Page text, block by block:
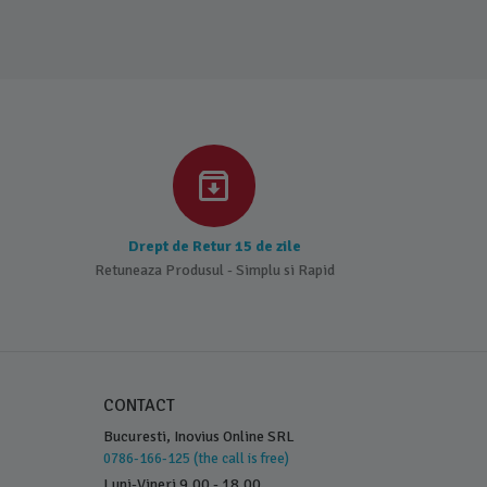
Drept de Retur 15 de zile
Retuneaza Produsul - Simplu si Rapid
CONTACT
Bucuresti, Inovius Online SRL
0786-166-125 (the call is free)